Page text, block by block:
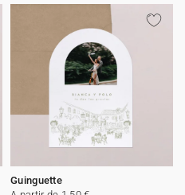
Guinguette